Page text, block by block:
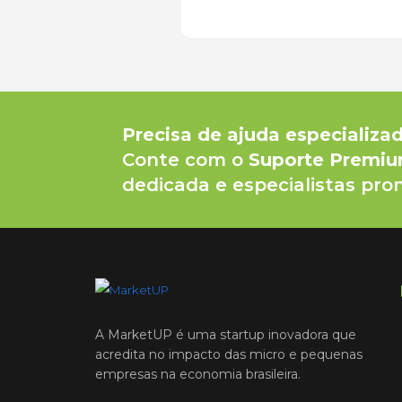
Precisa de ajuda
Conte com o Suporte
dedicada e especialistas
A MarketUP é uma startup inovadora que
acredita no impacto das micro e pequenas
empresas na economia brasileira.